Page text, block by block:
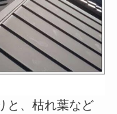
と、枯れ葉など